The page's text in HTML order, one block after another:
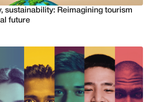
sustainability: Reimagining tourism
future